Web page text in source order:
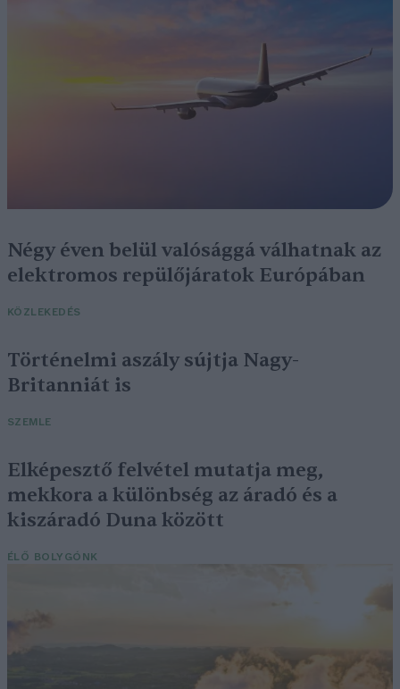
Négy éven belül valósággá válhatnak az
elektromos repülőjáratok Európában
KÖZLEKEDÉS
Történelmi aszály sújtja Nagy-
Britanniát is
SZEMLE
Elképesztő felvétel mutatja meg,
mekkora a különbség az áradó és a
kiszáradó Duna között
ÉLŐ BOLYGÓNK